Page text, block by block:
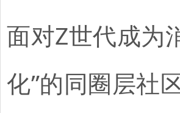
面对Z世代成为
化”的同圈层社